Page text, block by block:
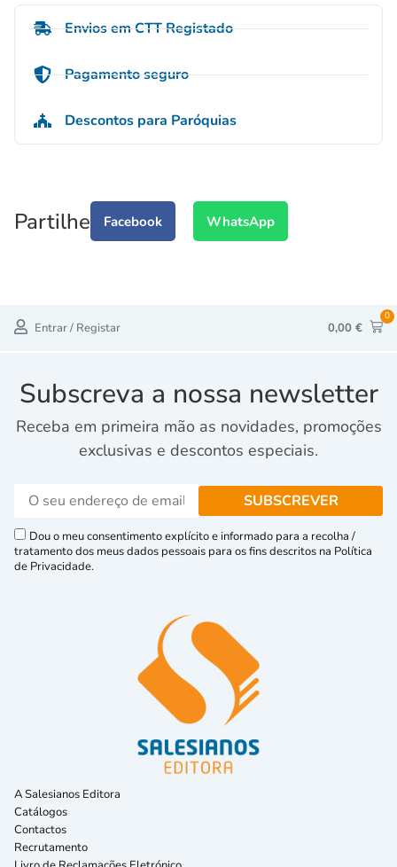
Envios em CTT Registado
Pagamento seguro
Descontos para Paróquias
Partilhe Facebook WhatsApp
Entrar / Registar 0,00 €
0
Subscreva a nossa newsletter
Receba em primeira mão as novidades, promoções
exclusivas e descontos especiais.
Dou o meu consentimento explícito e informado para a recolha /
tratamento dos meus dados pessoais para os fins descritos na Política
de Privacidade.
A Salesianos Editora
Catálogos
Contactos
Recrutamento